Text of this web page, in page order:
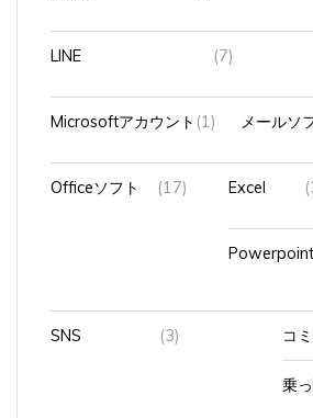
LINE (7)
Microsoftアカウント(1) メールソ
Officeソフト (17) Excel
SNS (3) コ
乗